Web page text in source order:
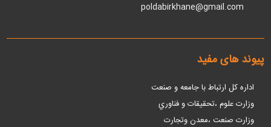
poldabirkhane@gmail.com
پیوند های مفید
اداره كل ارتباط با جامعه و صنعت
وزارت علوم ،تحقيقات و فناوري
وزارت صنعت ،معدن وتجارت